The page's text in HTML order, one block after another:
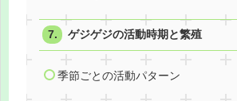
ゲジゲジの活動時期と繁殖
季節ごとの活動パターン